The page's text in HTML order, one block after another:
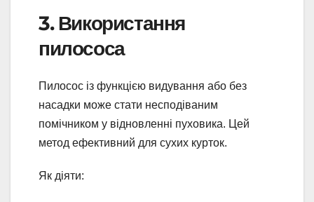
3. Використання
пилососа
Пилосос із функцією видування або без
насадки може стати несподіваним
помічником у відновленні пуховика. Цей
метод ефективний для сухих курток.
Як діяти: